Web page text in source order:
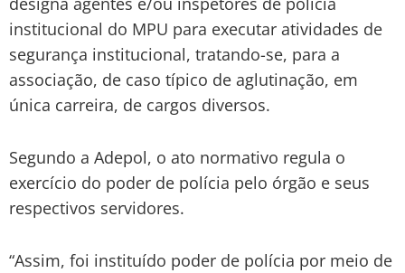
institucional do MPU para executar atividades de
segurança institucional, tratando-se, para a
associação, de caso típico de aglutinação, em
única carreira, de cargos diversos.
Segundo a Adepol, o ato normativo regula o
exercício do poder de polícia pelo órgão e seus
respectivos servidores.
“Assim, foi instituído poder de polícia por meio de